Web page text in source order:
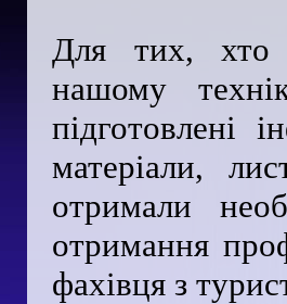
Для тих, хто
нашому
підготовлені
матеріали,
отримали
отримання
фахівця з